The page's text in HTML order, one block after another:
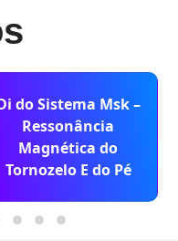
do Sistema Msk –
Ressonância
Magnética do
Tornozelo E do Pé